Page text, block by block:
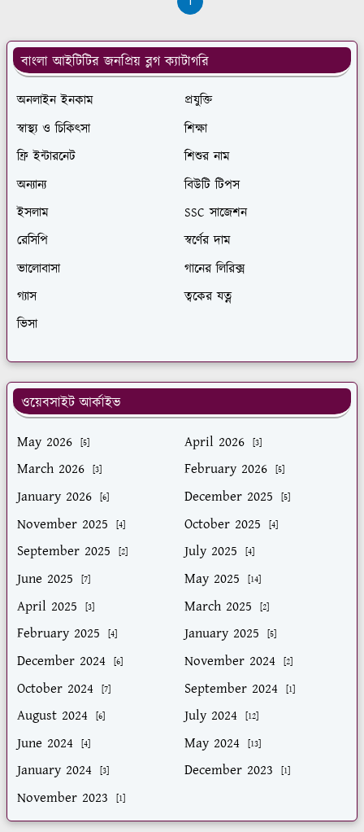
বাংলা আইটিটির জনপ্রিয় ব্লগ ক্যাটাগরি
অনলাইন ইনকাম
প্রযুক্তি
স্বাস্থ্য ও চিকিৎসা
শিক্ষা
ফ্রি ইন্টারনেট
শিশুর নাম
অন্যান্য
বিউটি টিপস
ইসলাম
SSC সাজেশন
রেসিপি
স্বর্ণের দাম
ভালোবাসা
গানের লিরিক্স
গ্যাস
ত্বকের যত্ন
ভিসা
ওয়েবসাইট আর্কাইভ
May 2026
[5] April 2026 [3]
March 2026 [3] February 2026 [5]
January 2026 [6] December 2025 [5]
November 2025 [4] October 2025 [4]
September 2025 [2] July 2025 [4]
June 2025 [7] May 2025 [14]
April 2025 [3] March 2025 [2]
February 2025 [4] January 2025 [5]
December 2024 [6] November 2024 [2]
October 2024 [7] September 2024 [1]
August 2024 [6] July 2024 [12]
June 2024 [4] May 2024 [13]
January 2024 [3] December 2023 [1]
November 2023 [1]